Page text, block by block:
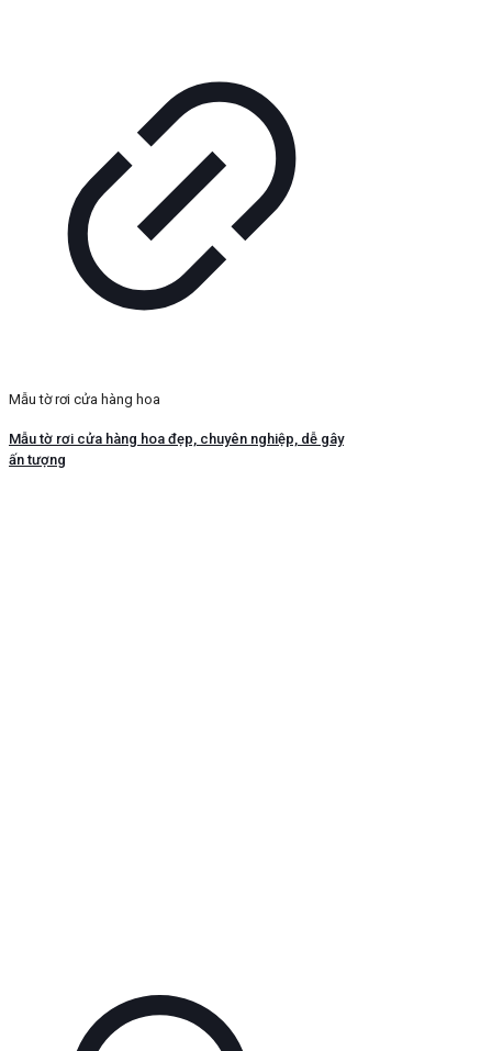
Mẫu tờ rơi cửa hàng hoa
Mẫu tờ rơi cửa hàng hoa đẹp, chuyên nghiệp, dễ gây
ấn tượng